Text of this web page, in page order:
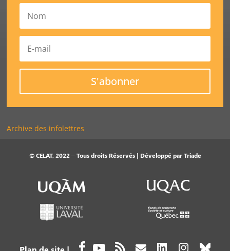
S'abonner
Archive des infolettres
© CELAT, 2022 – Tous droits Réservés | Développé parTriade